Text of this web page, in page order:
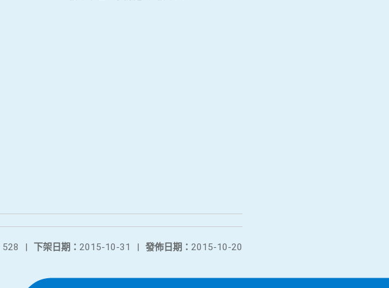
發佈日期： 2015-10-20
下架日期： 2015-10-31 |
528 |